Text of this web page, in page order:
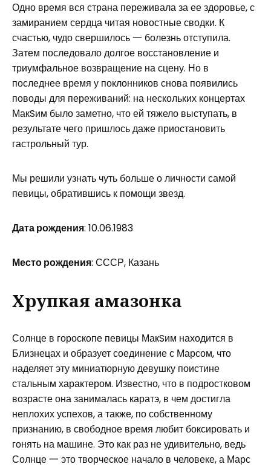
Одно время вся страна переживала за ее здоровье, с
замиранием сердца читая новостные сводки. К
счастью, чудо свершилось 一 болезнь отступила.
Затем последовало долгое восстановление и
триумфальное возвращение на сцену. Но в
последнее время у поклонников снова появились
поводы для переживаний: на нескольких концертах
МакSим было заметно, что ей тяжело выступать, в
результате чего пришлось даже приостановить
гастрольный тур.
Мы решили узнать чуть больше о личности самой
певицы, обратившись к помощи звезд.
Дата рождения: 10.06.1983
Место рождения: СССР, Казань
Хрупкая амазонка
Солнце в гороскопе певицы МакSим находится в
Близнецах и образует соединение с Марсом, что
наделяет эту миниатюрную девушку поистине
стальным характером. Известно, что в подростковом
возрасте она занималась каратэ, в чем достигла
неплохих успехов, а также, по собственному
признанию, в свободное время любит боксировать и
гонять на машине. Это как раз не удивительно, ведь
Солнце 一 это творческое начало в человеке, а Марс